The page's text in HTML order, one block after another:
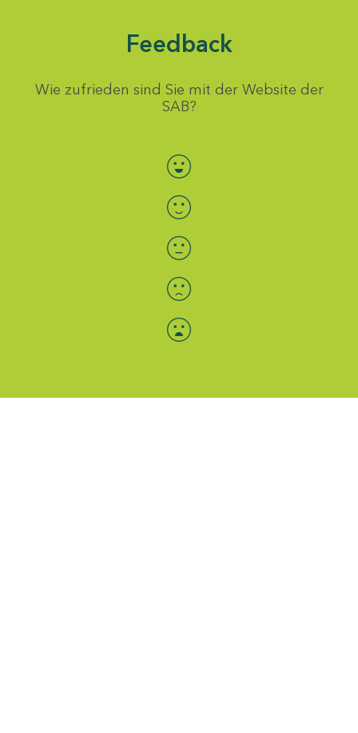
Feedback
Wie zufrieden sind Sie mit der Website der
SAB?
Bewertung auswählen